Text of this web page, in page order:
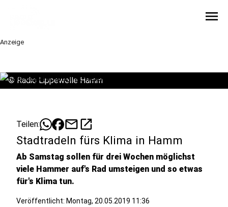
menu
Anzeige
© Radio Lippewelle Hamm
Teilen: mailopen_in_new
Stadtradeln fürs Klima in Hamm
Ab Samstag sollen für drei Wochen möglichst
viele Hammer auf's Rad umsteigen und so etwas
für's Klima tun.
Veröffentlicht: Montag, 20.05.2019 11:36